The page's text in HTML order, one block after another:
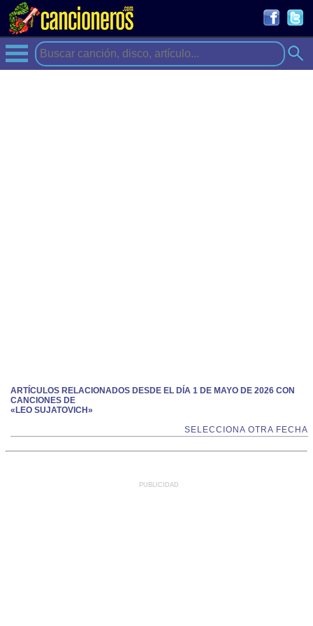
ARTÍCULOS RELACIONADOS DESDE EL DÍA 1 DE MAYO DE 2026 CON
CANCIONES DE
«LEO SUJATOVICH»
SELECCIONA OTRA FECHA
PUBLICIDAD